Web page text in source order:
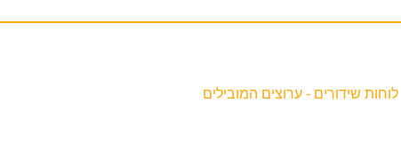
לוחות שידורים - ערוצים המובילים